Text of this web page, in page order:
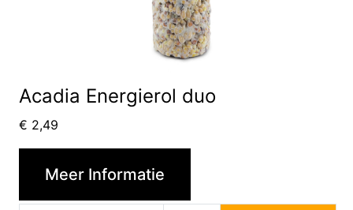
Acadia Energierol duo
€ 2,49
Meer Informatie